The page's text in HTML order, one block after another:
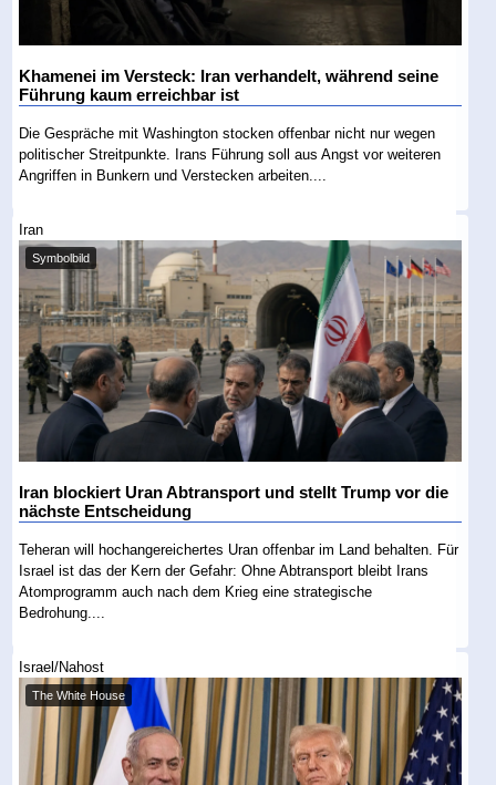
Khamenei im Versteck: Iran verhandelt, während seine
Führung kaum erreichbar ist
Die Gespräche mit Washington stocken offenbar nicht nur wegen
politischer Streitpunkte. Irans Führung soll aus Angst vor weiteren
Angriffen in Bunkern und Verstecken arbeiten....
Iran
Symbolbild
Iran blockiert Uran Abtransport und stellt Trump vor die
nächste Entscheidung
Teheran will hochangereichertes Uran offenbar im Land behalten. Für
Israel ist das der Kern der Gefahr: Ohne Abtransport bleibt Irans
Atomprogramm auch nach dem Krieg eine strategische
Bedrohung....
Israel/Nahost
The White House